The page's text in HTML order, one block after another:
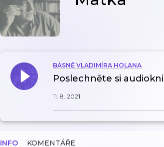
BÁSNĚ VLADIMÍRA HOLANA
Poslechněte si
11. 8. 2021
INFO KOMENTÁŘE